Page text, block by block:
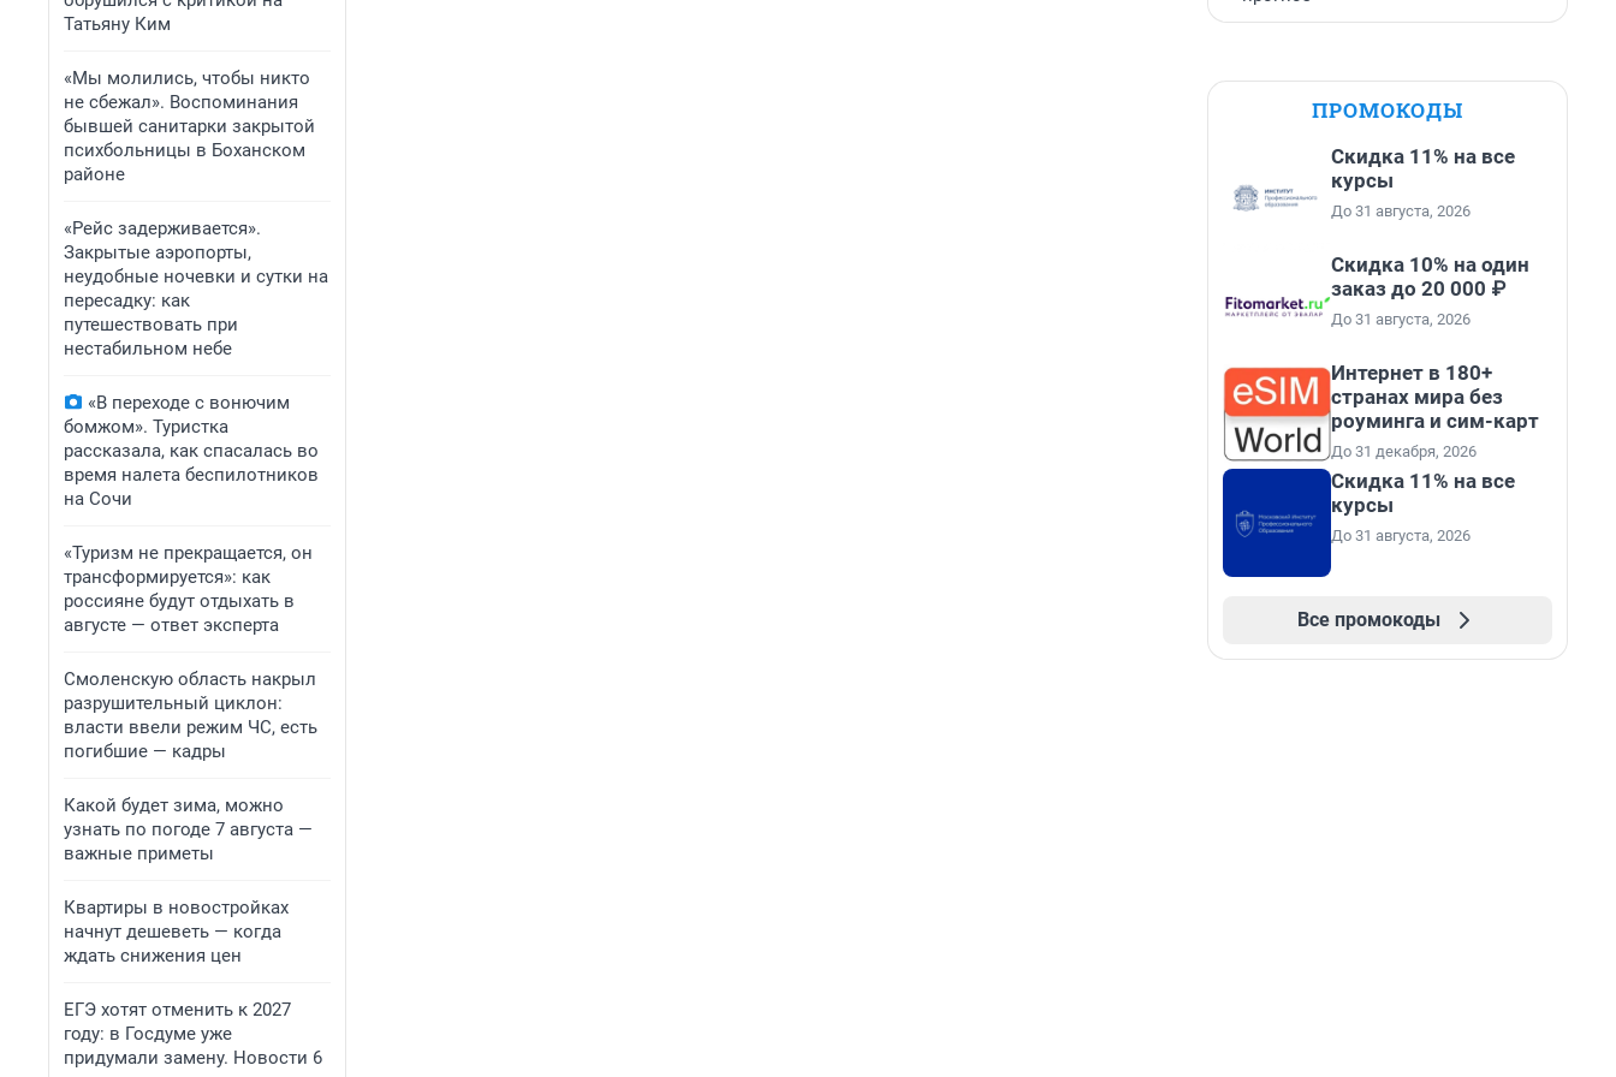
Татьяну Ким
«Мы молились, чтобы никто
не сбежал». Воспоминания
бывшей санитарки закрытой
психбольницы в Боханском
районе
«Рейс задерживается».
Закрытые аэропорты,
неудобные ночевки и сутки на
пересадку: как
путешествовать при
нестабильном небе
«В переходе с вонючим
бомжом». Туристка
рассказала, как спасалась во
время налета беспилотников
на Сочи
«Туризм не прекращается, он
трансформируется»: как
россияне будут отдыхать в
августе — ответ эксперта
Смоленскую область накрыл
разрушительный циклон:
власти ввели режим ЧС, есть
погибшие — кадры
Какой будет зима, можно
узнать по погоде 7 августа —
важные приметы
Квартиры в новостройках
начнут дешеветь — когда
ждать снижения цен
ЕГЭ хотят отменить к 2027
году: в Госдуме уже
придумали замену. Новости 6
ПРОМОКОДЫ
Скидка 11% на все
курсы
До 31 августа, 2026
Скидка 10% на один
заказ до 20 000 ₽
До 31 августа, 2026
Интернет в 180+
странах мира без
роуминга и сим-карт
До 31 декабря, 2026
Скидка 11% на все
курсы
До 31 августа, 2026
Все промокоды